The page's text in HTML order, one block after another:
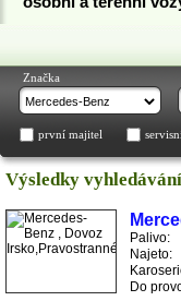
Značka
první majitel
Výsledky
Palivo:
Najeto:
Do